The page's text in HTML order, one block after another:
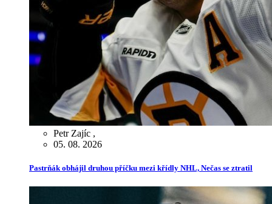
Petr Zajíc ,
05. 08. 2026
Pastrňák obhájil druhou příčku mezi křídly NHL, Nečas se ztratil